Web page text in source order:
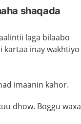
shaqada
laga bilaabo
kartaa inay wakhtiyo
imaanin kahor.
dhow. Boggu waxa